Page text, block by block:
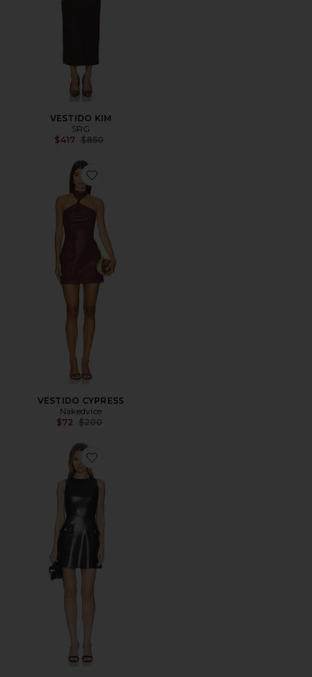
VESTIDO KIM
SRG
$417 Previous price:
$850
Favorite VESTIDO CYPRESS
VESTIDO CYPRESS
Nakedvice
$72 Previous price:
$200
Favorite VESTIDO MARCELLA